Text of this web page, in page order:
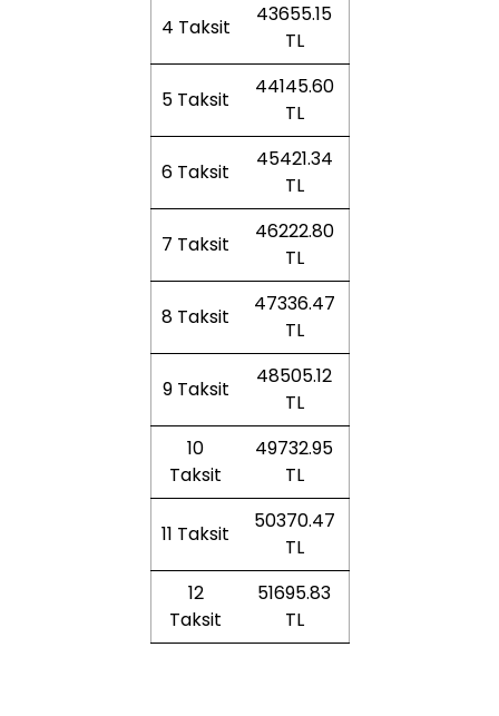
4 Taksit
43655.15
TL
5 Taksit
44145.60
TL
6 Taksit
45421.34
TL
7 Taksit
46222.80
TL
8 Taksit
47336.47
TL
9 Taksit
48505.12
TL
10
Taksit
49732.95
TL
11 Taksit
50370.47
TL
12
Taksit
51695.83
TL